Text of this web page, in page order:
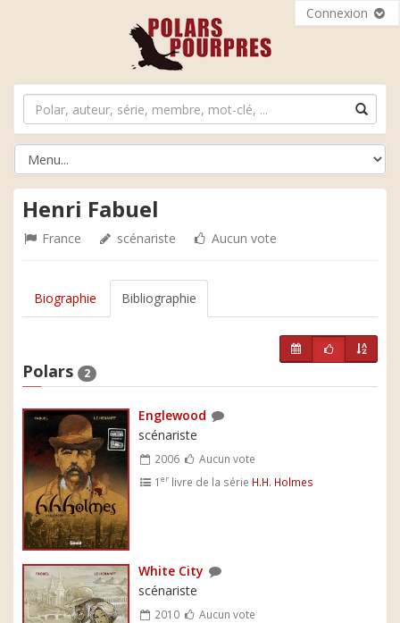
Connexion
Henri Fabuel
France scénariste Aucun vote
Biographie Bibliographie
Polars 2
Englewood
scénariste
2006
Aucun vote
1er livre de la série H.H. Holmes
White City
scénariste
2010
Aucun vote